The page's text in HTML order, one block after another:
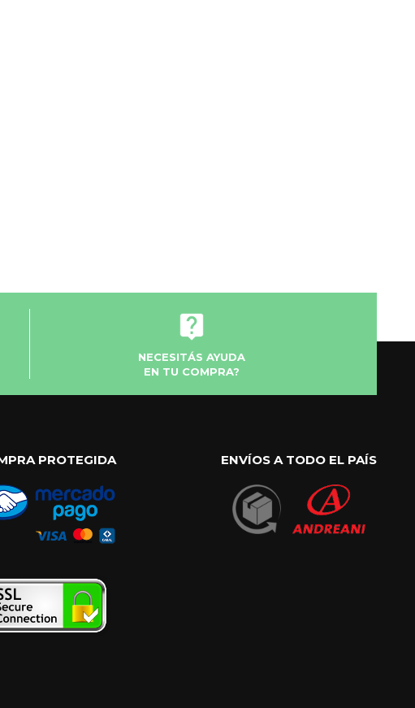
NECESITÁS AYUDA
EN TU COMPRA?
PROTEGIDA ENVÍOS A TODO EL PAÍS